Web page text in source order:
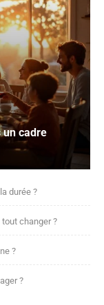
un cadre
durée ?
changer ?
?
?